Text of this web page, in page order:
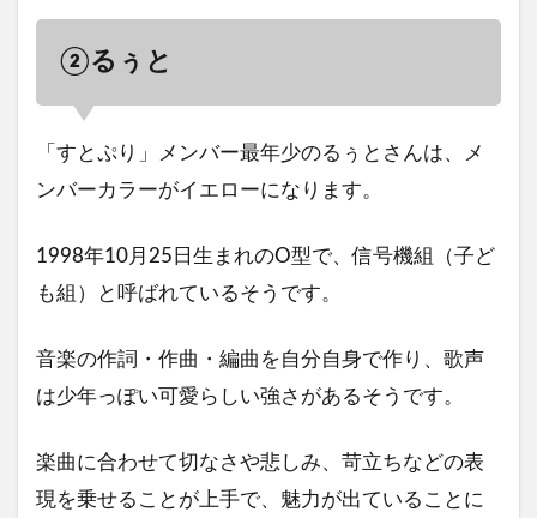
②るぅと
「すとぷり」メンバー最年少のるぅとさんは、メ
ンバーカラーがイエローになります。
1998年10月25日生まれのO型で、信号機組（子ど
も組）と呼ばれているそうです。
音楽の作詞・作曲・編曲を自分自身で作り、歌声
は少年っぽい可愛らしい強さがあるそうです。
楽曲に合わせて切なさや悲しみ、苛立ちなどの表
現を乗せることが上手で、魅力が出ていることに